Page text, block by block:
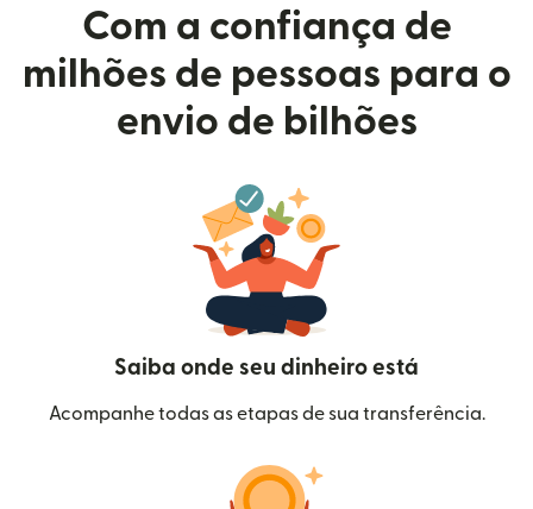
Com a confiança de
milhões de pessoas para o
envio de bilhões
Saiba onde seu dinheiro está
Acompanhe todas as etapas de sua transferência.